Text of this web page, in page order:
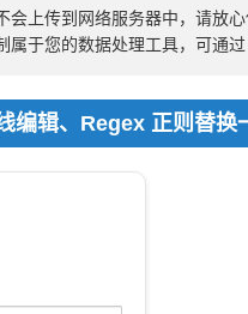
会上传到网络服务器中，请放
属于您的数据处理工具，可通
编辑、Regex 正则替